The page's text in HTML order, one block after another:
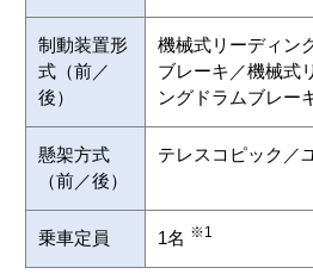
制動装置形
式（前／
後）
機械式リーディン
ブレーキ／機械式
ングドラムブレー
懸架方式
（前／後）
テレスコピック／
乗車定員 1名 ※1